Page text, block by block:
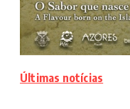
Últimas notícias